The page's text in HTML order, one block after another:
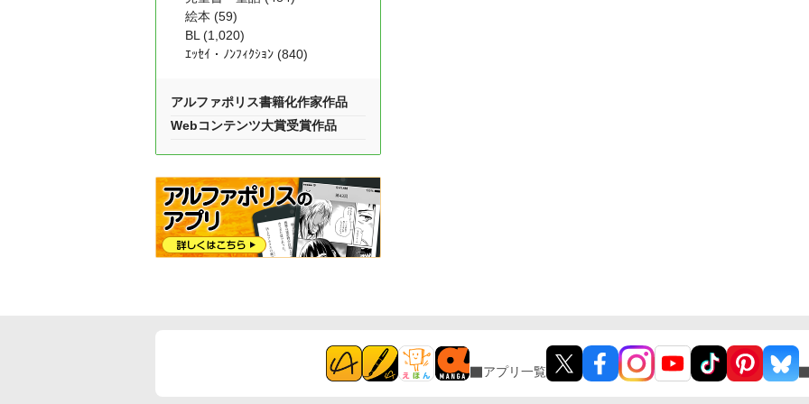
絵本 (59)
BL (1,020)
ｴｯｾｲ・ﾉﾝﾌｨｸｼｮﾝ (840)
アルファポリス書籍化作家作品
Webコンテンツ大賞受賞作品
アプリ一覧